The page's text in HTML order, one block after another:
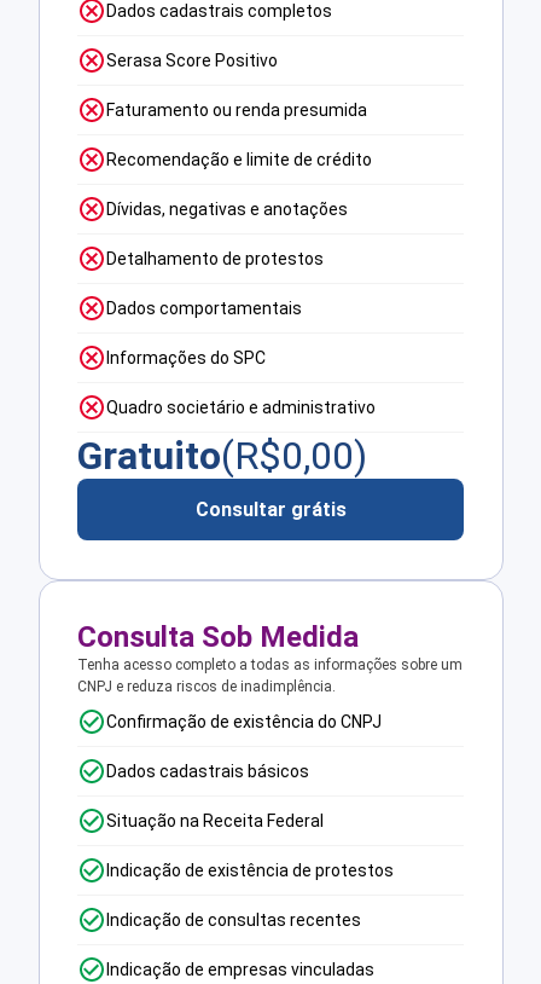
Dados cadastrais completos
Serasa Score Positivo
Faturamento ou renda presumida
Recomendação e limite de crédito
Dívidas, negativas e anotações
Detalhamento de protestos
Dados comportamentais
Informações do SPC
Quadro societário e administrativo
Gratuito(R$0,00)
Consultar grátis
Consulta Sob Medida
Tenha acesso completo a todas as informações sobre um
CNPJ e reduza riscos de inadimplência.
Confirmação de existência do CNPJ
Dados cadastrais básicos
Situação na Receita Federal
Indicação de existência de protestos
Indicação de consultas recentes
Indicação de empresas vinculadas